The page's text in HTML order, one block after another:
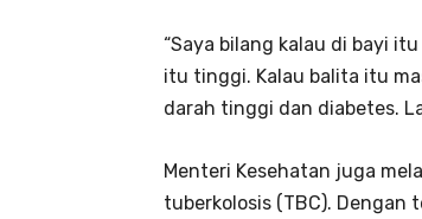
“Saya bilang kalau di bayi
itu tinggi. Kalau balita itu
darah tinggi dan diabetes.
Menteri Kesehatan juga
tuberkolosis (TBC). Dengan